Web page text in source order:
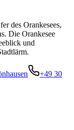
des Orankesees,
Die Orankesee
und
+49 30